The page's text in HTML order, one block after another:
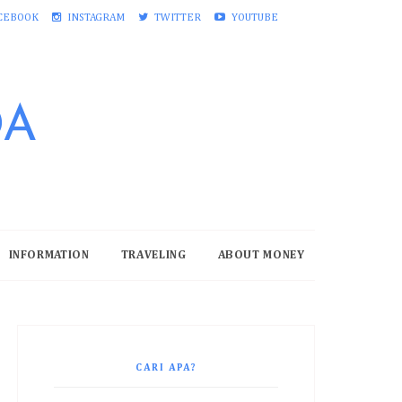
INSTAGRAM TWITTER YOUTUBE
INFORMATION TRAVELING ABOUT MONEY
CARI APA?